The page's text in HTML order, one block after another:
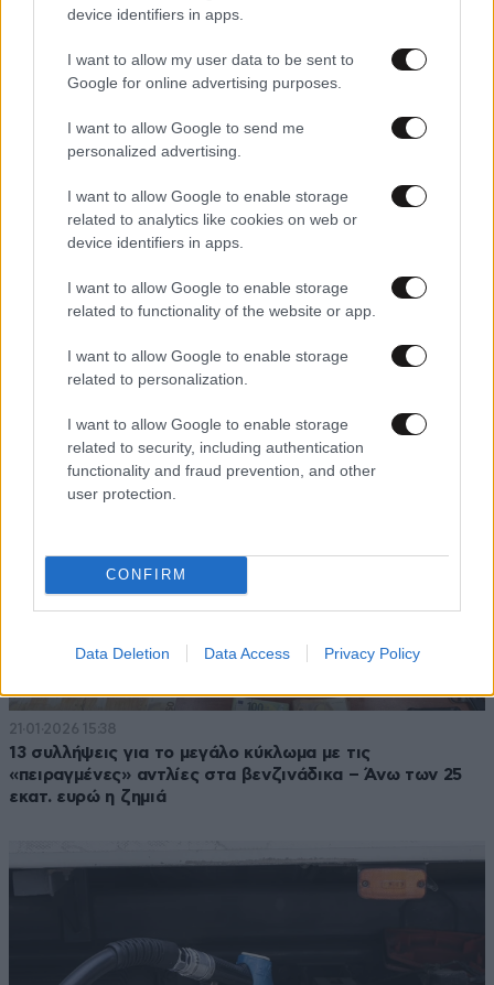
device identifiers in apps.
I want to allow my user data to be sent to
Google for online advertising purposes.
I want to allow Google to send me
personalized advertising.
I want to allow Google to enable storage
related to analytics like cookies on web or
device identifiers in apps.
I want to allow Google to enable storage
related to functionality of the website or app.
I want to allow Google to enable storage
related to personalization.
I want to allow Google to enable storage
related to security, including authentication
functionality and fraud prevention, and other
user protection.
CONFIRM
Data Deletion Data Access Privacy Policy
21·01·2026 17:52
αρχηγό με τα κλεμμένα 25 εκατ. ευρώ
21·01·2026 15:38
13 συλλήψεις για το μεγάλο κύκλωμα με τις
«πειραγμένες» αντλίες στα βενζινάδικα – Άνω των 25
εκατ. ευρώ η ζημιά